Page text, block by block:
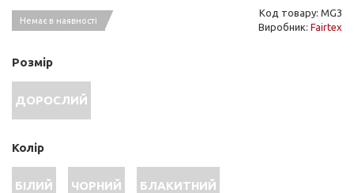
Немає в наявності
Код товару: MG3
Виробник: Fairtex
Розмір
ДОРОСЛИЙ
Колір
БІЛИЙ ЧОРНИЙ БЛАКИТНИЙ